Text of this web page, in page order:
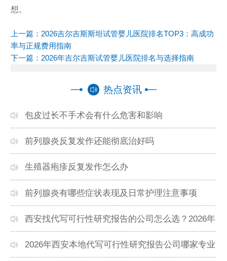
想。
上一篇： 2026吉尔吉斯斯坦试管婴儿医院排名TOP3：高成功
率与正规费用指南
下一篇： 2026年吉尔吉斯试管婴儿医院排名与选择指南
热点资讯
包皮过长不手术会有什么危害和影响
前列腺炎反复发作还能彻底治好吗
生殖器疱疹反复发作怎么办
前列腺炎有哪些症状表现及日常护理注意事项
西安找代写可行性研究报告的公司怎么选？2026年
本地高口碑机构排名
2026年西安本地代写可行性研究报告公司哪家专业